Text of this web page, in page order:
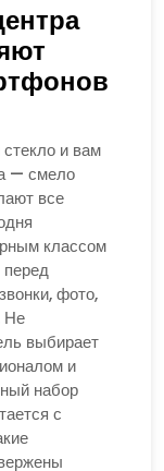
и вам
— смело
все
классом
фото,
Не
выбирает
и
набор
с